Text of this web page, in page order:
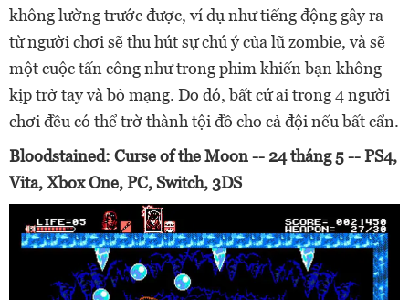
không lường trước được, ví dụ như tiếng động gây ra
từ người chơi sẽ thu hút sự chú ý của lũ zombie, và sẽ
một cuộc tấn công như trong phim khiến bạn không
kịp trở tay và bỏ mạng. Do đó, bất cứ ai trong 4 người
chơi đều có thể trờ thành tội đồ cho cả đội nếu bất cẩn.
Bloodstained: Curse of the Moon -- 24 tháng 5 -- PS4,
Vita, Xbox One, PC, Switch, 3DS